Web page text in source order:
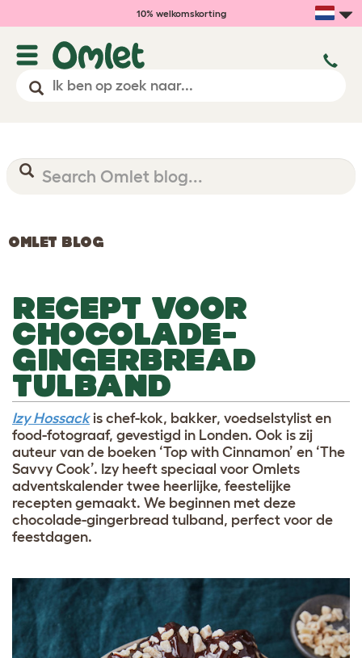
10% welkomskorting
OMLET BLOG
RECEPT VOOR
CHOCOLADE-
GINGERBREAD
TULBAND
Izy Hossack is chef-kok, bakker, voedselstylist en
food-fotograaf, gevestigd in Londen. Ook is zij
auteur van de boeken ‘Top with Cinnamon’ en ‘The
Savvy Cook’. Izy heeft speciaal voor Omlets
adventskalender twee heerlijke, feestelijke
recepten gemaakt. We beginnen met deze
chocolade-gingerbread tulband, perfect voor de
feestdagen.